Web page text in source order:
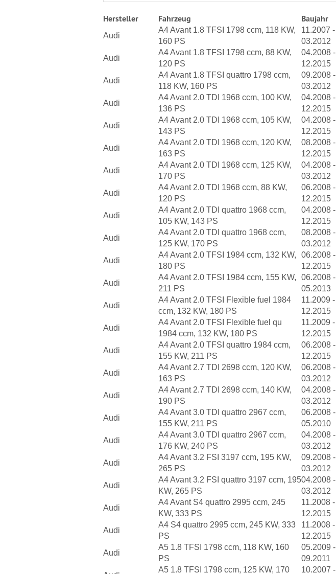
Hersteller Fahrzeug Baujahr
Audi
A4 Avant 1.8 TFSI 1798 ccm, 118 KW,
160 PS
11.2007 -
03.2012
Audi
A4 Avant 1.8 TFSI 1798 ccm, 88 KW,
120 PS
04.2008 -
12.2015
Audi
A4 Avant 1.8 TFSI quattro 1798 ccm,
118 KW, 160 PS
09.2008 -
03.2012
Audi
A4 Avant 2.0 TDI 1968 ccm, 100 KW,
136 PS
04.2008 -
12.2015
Audi
A4 Avant 2.0 TDI 1968 ccm, 105 KW,
143 PS
04.2008 -
12.2015
Audi
A4 Avant 2.0 TDI 1968 ccm, 120 KW,
163 PS
08.2008 -
12.2015
Audi
A4 Avant 2.0 TDI 1968 ccm, 125 KW,
170 PS
04.2008 -
03.2012
Audi
A4 Avant 2.0 TDI 1968 ccm, 88 KW,
120 PS
06.2008 -
12.2015
Audi
A4 Avant 2.0 TDI quattro 1968 ccm,
105 KW, 143 PS
04.2008 -
12.2015
Audi
A4 Avant 2.0 TDI quattro 1968 ccm,
125 KW, 170 PS
08.2008 -
03.2012
Audi
A4 Avant 2.0 TFSI 1984 ccm, 132 KW,
180 PS
06.2008 -
12.2015
Audi
A4 Avant 2.0 TFSI 1984 ccm, 155 KW,
211 PS
06.2008 -
05.2013
Audi
A4 Avant 2.0 TFSI Flexible fuel 1984
ccm, 132 KW, 180 PS
11.2009 -
12.2015
Audi
A4 Avant 2.0 TFSI Flexible fuel qu
1984 ccm, 132 KW, 180 PS
11.2009 -
12.2015
Audi
A4 Avant 2.0 TFSI quattro 1984 ccm,
155 KW, 211 PS
06.2008 -
12.2015
Audi
A4 Avant 2.7 TDI 2698 ccm, 120 KW,
163 PS
06.2008 -
03.2012
Audi
A4 Avant 2.7 TDI 2698 ccm, 140 KW,
190 PS
04.2008 -
03.2012
Audi
A4 Avant 3.0 TDI quattro 2967 ccm,
155 KW, 211 PS
06.2008 -
05.2010
Audi
A4 Avant 3.0 TDI quattro 2967 ccm,
176 KW, 240 PS
04.2008 -
03.2012
Audi
A4 Avant 3.2 FSI 3197 ccm, 195 KW,
265 PS
09.2008 -
03.2012
Audi
A4 Avant 3.2 FSI quattro 3197 ccm, 195
KW, 265 PS
04.2008 -
03.2012
Audi
A4 Avant S4 quattro 2995 ccm, 245
KW, 333 PS
11.2008 -
12.2015
Audi
A4 S4 quattro 2995 ccm, 245 KW, 333
PS
11.2008 -
12.2015
Audi
A5 1.8 TFSI 1798 ccm, 118 KW, 160
PS
05.2009 -
09.2011
A5 1.8 TFSI 1798 ccm, 125 KW, 170
10.2007 -